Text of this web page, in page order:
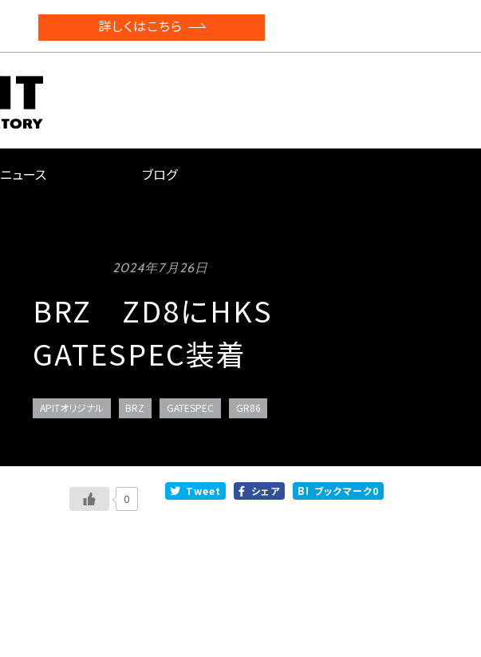
詳しくはこちら
ニュース ブログ
2024年7月26日
BRZ ZD8にHKS
GATESPEC装着
APITオリジナル BRZ GATESPEC GR86
0
Tweet シェア ブックマーク0